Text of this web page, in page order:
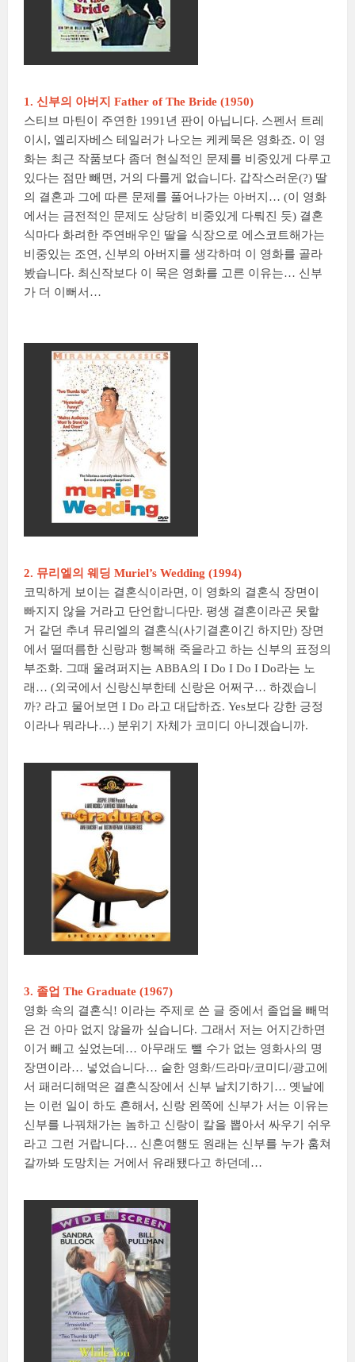
1. 신부의 아버지 Father of The Bride (1950)
스티브 마틴이 주연한 1991년 판이 아닙니다. 스펜서 트레
이시, 엘리자베스 테일러가 나오는 케케묵은 영화죠. 이 영
화는 최근 작품보다 좀더 현실적인 문제를 비중있게 다루고
있다는 점만 빼면, 거의 다를게 없습니다. 갑작스러운(?) 딸
의 결혼과 그에 따른 문제를 풀어나가는 아버지… (이 영화
에서는 금전적인 문제도 상당히 비중있게 다뤄진 듯) 결혼
식마다 화려한 주연배우인 딸을 식장으로 에스코트해가는
비중있는 조연, 신부의 아버지를 생각하며 이 영화를 골라
봤습니다. 최신작보다 이 묵은 영화를 고른 이유는… 신부
가 더 이뻐서…
2. 뮤리엘의 웨딩 Muriel’s Wedding (1994)
코믹하게 보이는 결혼식이라면, 이 영화의 결혼식 장면이
빠지지 않을 거라고 단언합니다만. 평생 결혼이라곤 못할
거 같던 추녀 뮤리엘의 결혼식(사기결혼이긴 하지만) 장면
에서 떨떠름한 신랑과 행복해 죽을라고 하는 신부의 표정의
부조화. 그때 울려퍼지는 ABBA의 I Do I Do I Do라는 노
래… (외국에서 신랑신부한테 신랑은 어쩌구… 하겠습니
까? 라고 물어보면 I Do 라고 대답하죠. Yes보다 강한 긍정
이라나 뭐라나…) 분위기 자체가 코미디 아니겠습니까.
3. 졸업 The Graduate (1967)
영화 속의 결혼식! 이라는 주제로 쓴 글 중에서 졸업을 빼먹
은 건 아마 없지 않을까 싶습니다. 그래서 저는 어지간하면
이거 빼고 싶었는데… 아무래도 뺄 수가 없는 영화사의 명
장면이라… 넣었습니다… 숱한 영화/드라마/코미디/광고에
서 패러디해먹은 결혼식장에서 신부 날치기하기… 옛날에
는 이런 일이 하도 흔해서, 신랑 왼쪽에 신부가 서는 이유는
신부를 나꿔채가는 놈하고 신랑이 칼을 뽑아서 싸우기 쉬우
라고 그런 거랍니다… 신혼여행도 원래는 신부를 누가 훔쳐
갈까봐 도망치는 거에서 유래됐다고 하던데…